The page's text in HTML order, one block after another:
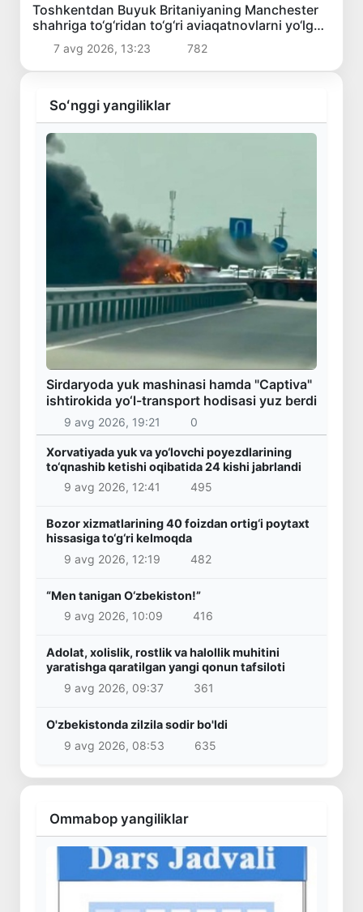
Toshkentdan Buyuk Britaniyaning Manchester
shahriga to‘g‘ridan to‘g‘ri aviaqatnovlarni yo‘lga
qo‘yish masalasi ko‘rib chiqilmoqda
7 avg 2026, 13:23 782
Soʻnggi yangiliklar
Sirdaryoda yuk mashinasi hamda "Captiva"
ishtirokida yo‘l-transport hodisasi yuz berdi
9 avg 2026, 19:21 0
Xorvatiyada yuk va yo‘lovchi poyezdlarining
to‘qnashib ketishi oqibatida 24 kishi jabrlandi
9 avg 2026, 12:41
495
Bozor xizmatlarining 40 foizdan ortig‘i poytaxt
hissasiga to‘g‘ri kelmoqda
9 avg 2026, 12:19
482
“Men tanigan O‘zbekiston!”
9 avg 2026, 10:09
416
Adolat, xolislik, rostlik va halollik muhitini
yaratishga qaratilgan yangi qonun tafsiloti
9 avg 2026, 09:37
361
O'zbekistonda zilzila sodir bo'ldi
9 avg 2026, 08:53
635
Ommabop yangiliklar